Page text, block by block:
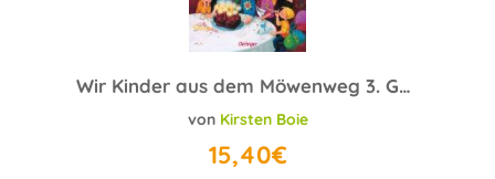
Wir Kinder aus dem Möwenweg 3. Geburtstag im Möwenweg
von Kirsten Boie
15,40€